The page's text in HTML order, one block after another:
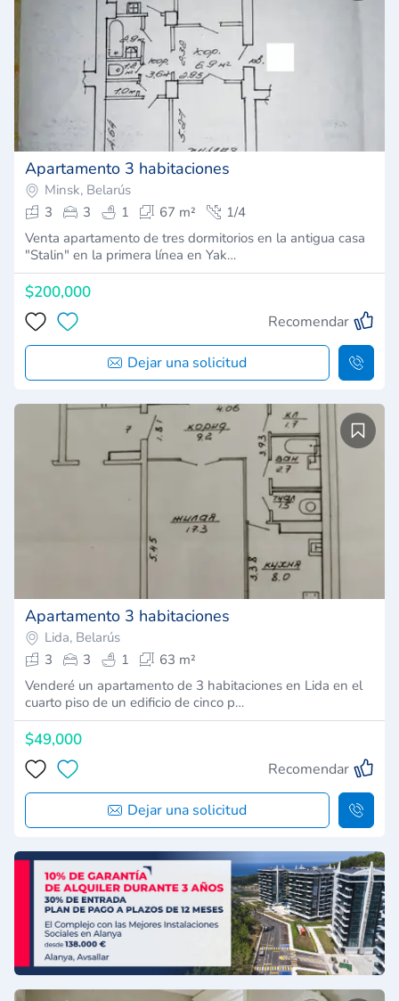
Apartamento 3 habitaciones
Minsk, Belarús
3
3 1 67 m²
1/4
Venta apartamento de tres dormitorios en la antigua casa
"Stalin" en la primera línea en Yak…
$200,000
Recomendar
Dejar una solicitud
Apartamento 3 habitaciones
Lida, Belarús
3
3 1
63 m²
Venderé un apartamento de 3 habitaciones en Lida en el
cuarto piso de un edificio de cinco p…
$49,000
Recomendar
Dejar una solicitud